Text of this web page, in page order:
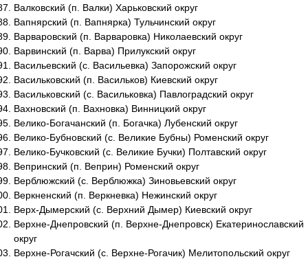
Валковский (п. Валки) Харьковский округ
Вапнярский (п. Вапнярка) Тульчинский округ
Варваровский (п. Варваровка) Николаевский округ
Варвинский (п. Варва) Прилукский округ
Васильевский (с. Васильевка) Запорожский округ
Васильковский (п. Васильков) Киевский округ
Васильковский (с. Васильковка) Павлоградский округ
Вахновский (п. Вахновка) Винницкий округ
Велико-Богачанский (п. Богачка) Лубенский округ
Велико-Бубновский (с. Великие Бубны) Роменский округ
Велико-Бучковский (с. Великие Бучки) Полтавский округ
Вепринский (п. Веприн) Роменский округ
Верблюжский (с. Верблюжка) Зиновьевский округ
Веркненский (п. Веркневка) Нежинский округ
Верх-Дымерский (с. Верхний Дымер) Киевский округ
Верхне-Днепровский (п. Верхне-Днепровск) Екатеринославский
округ
Верхне-Рогачский (с. Верхне-Рогачик) Мелитопольский округ